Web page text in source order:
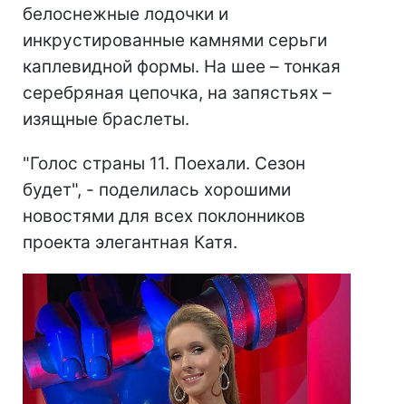
белоснежные лодочки и
инкрустированные камнями серьги
каплевидной формы. На шее – тонкая
серебряная цепочка, на запястьях –
изящные браслеты.
"Голос страны 11. Поехали. Сезон
будет", - поделилась хорошими
новостями для всех поклонников
проекта элегантная Катя.